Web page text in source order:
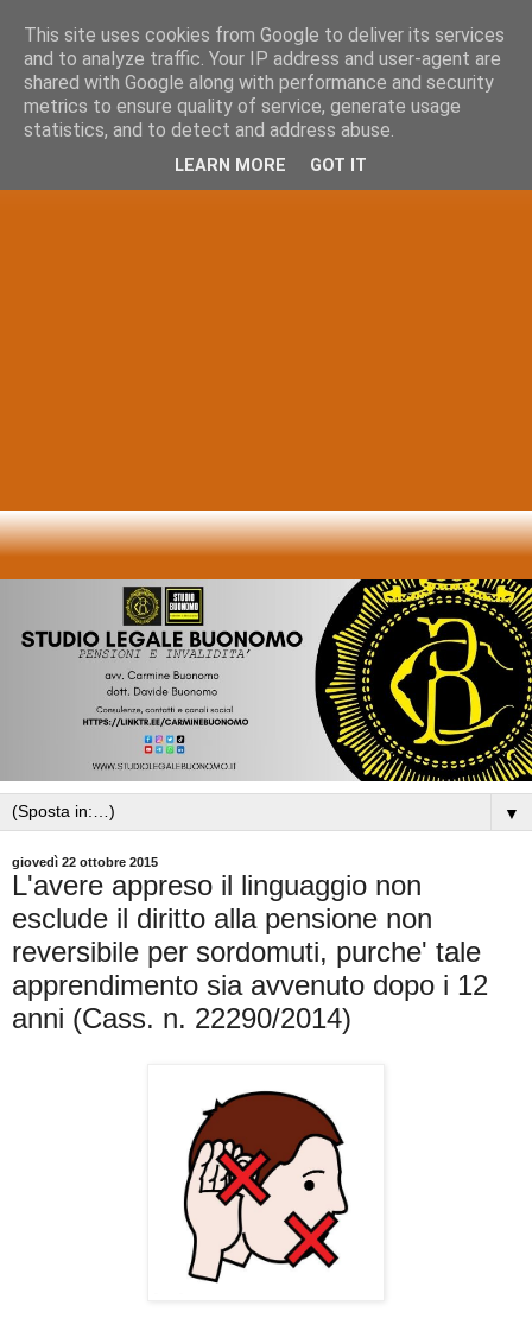
▼
giovedì 22 ottobre 2015
L'avere appreso il linguaggio non
esclude il diritto alla pensione non
reversibile per sordomuti, purche' tale
apprendimento sia avvenuto dopo i 12
anni (Cass. n. 22290/2014)
This site uses cookies from Google to deliver its services
and to analyze traffic. Your IP address and user-agent are
shared with Google along with performance and security
metrics to ensure quality of service, generate usage
statistics, and to detect and address abuse.
LEARN MORE GOT IT